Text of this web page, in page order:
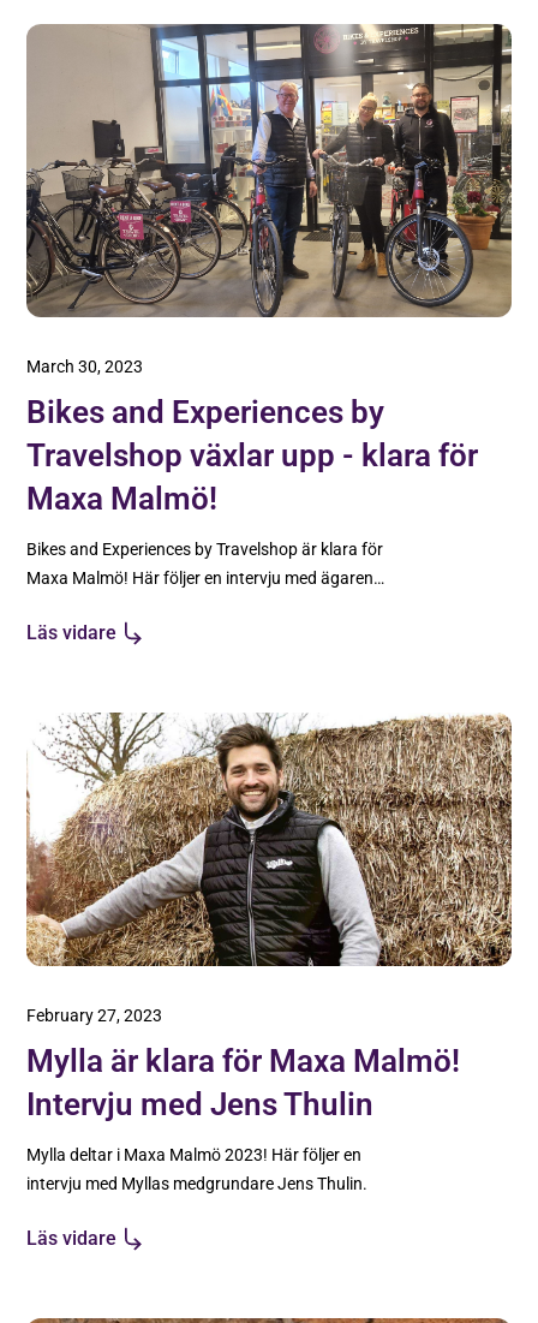
March 30, 2023
Bikes and Experiences by
Travelshop växlar upp - klara för
Maxa Malmö!
Bikes and Experiences by Travelshop är klara för
Maxa Malmö! Här följer en intervju med ägaren
Läs vidare
February 27, 2023
Mylla är klara för Maxa Malmö!
Intervju med Jens Thulin
Mylla deltar i Maxa Malmö 2023! Här följer en
intervju med Myllas medgrundare Jens Thulin.
Läs vidare